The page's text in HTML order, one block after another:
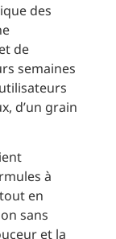
des
de
semaines
d’un grain
à
en
sans
et la